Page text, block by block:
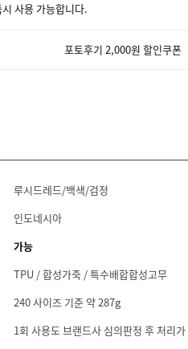
사용 가능합니다.
포토후기 2,000원 할인쿠폰
루시드레드/백색/검정
인도네시아
가능
TPU / 합성가죽 / 특수배합합성고무
240 사이즈 기준 약 287g
1회 사용도 브랜드사 심의판정 후 처리